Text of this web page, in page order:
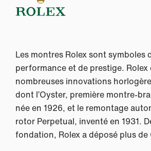
Les montres Rolex sont symboles
performance et de prestige. Rolex
nombreuses innovations
dont l’Oyster, première montre-
née en 1926, et le remontage
rotor Perpetual, inventé en 1931.
fondation, Rolex a déposé plus de